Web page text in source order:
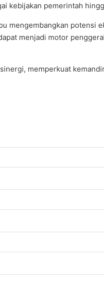
kebijakan pemerintah
mengembangkan potensi
menjadi motor
memperkuat